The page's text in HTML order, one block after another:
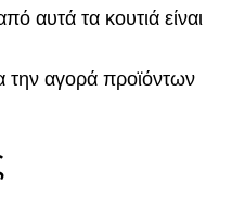
αυτά τα κουτιά είναι
την αγορά προϊόντων